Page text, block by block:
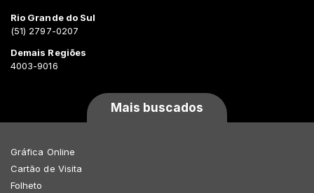
Rio Grande do Sul
(51) 2797-0207
Demais Regiões
4003-9016
Mais buscados
Gráfica Online
Cartão de Visita
Folheto